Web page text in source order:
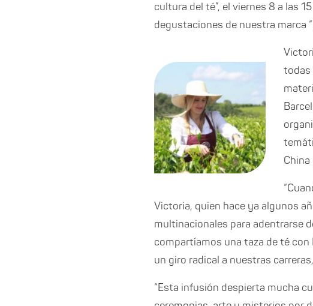
cultura del té”, el viernes 8 a las
degustaciones de nuestra marca
todas
Victoria, quien hace ya algunos
multinacionales para adentrarse
compartíamos una taza de té
un giro radical a nuestras carreras,
“Esta infusión despierta mucha